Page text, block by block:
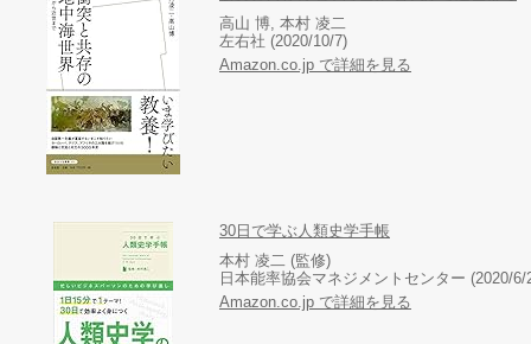
高山 博, 本村 凌二
左右社 (2020/10/7)
Amazon.co.jp で詳細を見る
30日で学ぶ人類史学手帳
本村 凌二 (監修)
日本能率協会マネジメントセンター (2020/6/
Amazon.co.jp で詳細を見る